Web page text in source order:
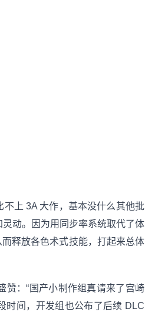
上 3A 大作，基本没什么其他批
动。因为用同步率系统取代了体
释放各色术式技能，打起来总体
赞：“国产小制作组真请来了宫崎
时间，开发组也公布了后续 DLC